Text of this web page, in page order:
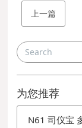
上一篇
为您推荐
N61 司仪宝